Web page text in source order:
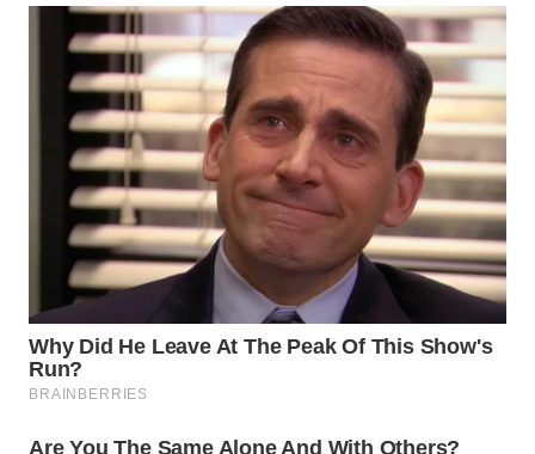
WN
BOROBUDUR
WN
MADURA
WN
SURABAYA
WN
NATUNA